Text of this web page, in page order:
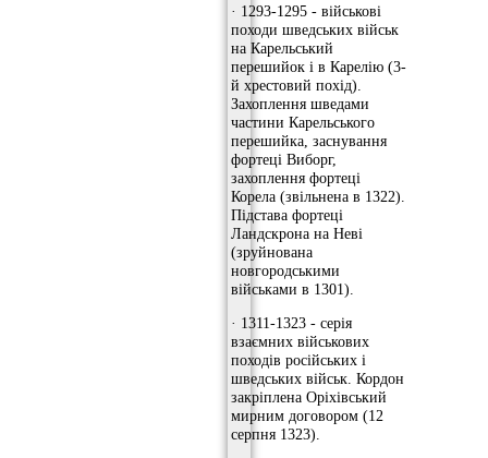
· 1293-1295 - військові
походи шведських військ
на Карельський
перешийок і в Карелію (3-
й хрестовий похід).
Захоплення шведами
частини Карельського
перешийка, заснування
фортеці Виборг,
захоплення фортеці
Корела (звільнена в 1322).
Підстава фортеці
Ландскрона на Неві
(зруйнована
новгородськими
військами в 1301).
· 1311-1323 - серія
взаємних військових
походів російських і
шведських військ. Кордон
закріплена Оріхівський
мирним договором (12
серпня 1323).